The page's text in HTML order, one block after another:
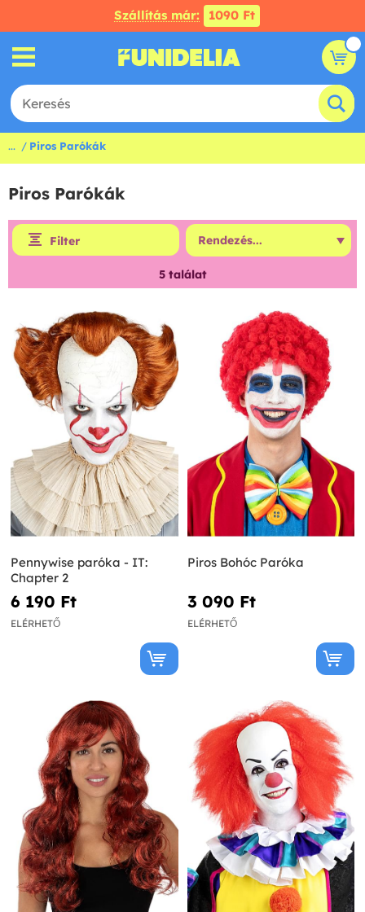
Szállítás már: 1090 Ft
... Piros Parókák
Piros Parókák
Filter
5találat
Pennywise paróka - IT:
Chapter 2
6 190 Ft‎
ELÉRHETŐ
Piros Bohóc Paróka
3 090 Ft‎
ELÉRHETŐ